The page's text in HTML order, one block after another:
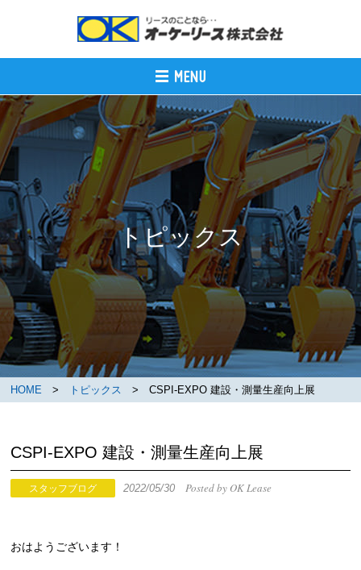
トピックス
HOME > トピックス > CSPI-EXPO 建設・測量生産向上展
CSPI-EXPO 建設・測量生産向上展
スタッフブログ 2022/05/30Posted by OK Lease
おはようございます！